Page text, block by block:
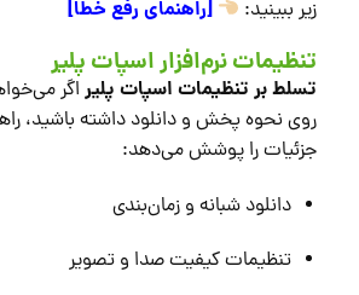
زیر ببینید: [راهنمای رفع خطا]
تنظیمات نرم‌افزار اسپات پلیر
تسلط بر تنظیمات اسپات پلیر اگر
روی نحوه پخش و دانلود داشته باشید،
جزئیات را پوشش می‌دهد:
دانلود شبانه و زمان‌بندی
تنظیمات کیفیت صدا و تصویر